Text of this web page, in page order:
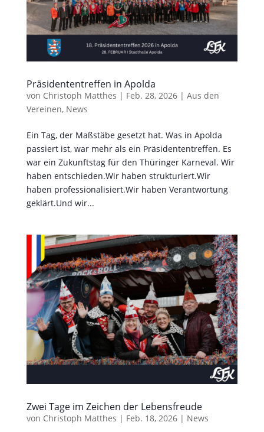
Präsidententreffen in Apolda
von Christoph Matthes | Feb. 28, 2026| Aus den
Vereinen, News
Ein Tag, der Maßstäbe gesetzt hat. Was in Apolda
passiert ist, war mehr als ein Präsidententreffen. Es
war ein Zukunftstag für den Thüringer Karneval. Wir
haben entschieden.Wir haben strukturiert.Wir
haben professionalisiert.Wir haben Verantwortung
geklärt.Und wir...
Zwei Tage im Zeichen der Lebensfreude
von Christoph Matthes | Feb. 18, 2026| News